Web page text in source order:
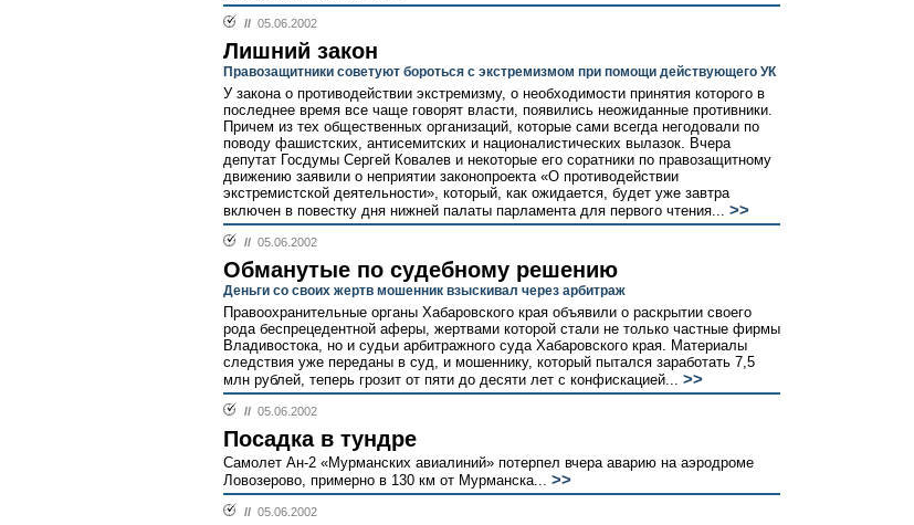
// 05.06.2002
Лишний закон
Правозащитники советуют бороться с экстремизмом при помощи действующего УК
У закона о противодействии экстремизму, о необходимости принятия которого в
последнее время все чаще говорят власти, появились неожиданные противники.
Причем из тех общественных организаций, которые сами всегда негодовали по
поводу фашистских, антисемитских и националистических вылазок. Вчера
депутат Госдумы Сергей Ковалев и некоторые его соратники по правозащитному
движению заявили о неприятии законопроекта «О противодействии
экстремистской деятельности», который, как ожидается, будет уже завтра
включен в повестку дня нижней палаты парламента для первого чтения... >>
// 05.06.2002
Обманутые по судебному решению
Деньги со своих жертв мошенник взыскивал через арбитраж
Правоохранительные органы Хабаровского края объявили о раскрытии своего
рода беспрецедентной аферы, жертвами которой стали не только частные фирмы
Владивостока, но и судьи арбитражного суда Хабаровского края. Материалы
следствия уже переданы в суд, и мошеннику, который пытался заработать 7,5
млн рублей, теперь грозит от пяти до десяти лет с конфискацией... >>
// 05.06.2002
Посадка в тундре
Самолет Ан-2 «Мурманских авиалиний» потерпел вчера аварию на аэродроме
Ловозерово, примерно в 130 км от Мурманска... >>
// 05.06.2002